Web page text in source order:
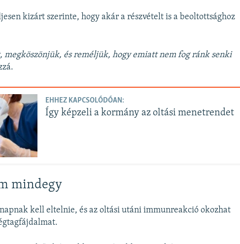
kizárt szerinte, hogy akár a részvételt is a beoltottsághoz
megköszönjük, és reméljük, hogy emiatt nem fog ránk senki
EHHEZ KAPCSOLÓDÓAN:
Így képzeli a kormány az oltási menetrendet
mindegy
kell eltelnie, és az oltási utáni immunreakció okozhat